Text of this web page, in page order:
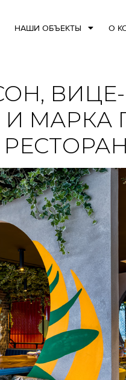
НАШИ ОБЪЕКТЫ О
И